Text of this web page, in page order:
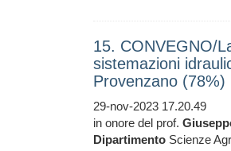
15. CONVEGNO/
sistemazioni
Provenzano (78%)
29-nov-2023 17.20.49
in onore del prof.
Dipartimento Scienze